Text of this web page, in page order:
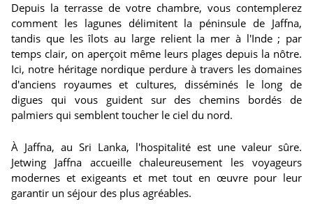
Depuis la terrasse de votre chambre, vous contemplerez
comment les lagunes délimitent la péninsule de Jaffna,
tandis que les îlots au large relient la mer à l'Inde ; par
temps clair, on aperçoit même leurs plages depuis la nôtre.
Ici, notre héritage nordique perdure à travers les domaines
d'anciens royaumes et cultures, disséminés le long de
digues qui vous guident sur des chemins bordés de
palmiers qui semblent toucher le ciel du nord.
À Jaffna, au Sri Lanka, l'hospitalité est une valeur sûre.
Jetwing Jaffna accueille chaleureusement les voyageurs
modernes et exigeants et met tout en œuvre pour leur
garantir un séjour des plus agréables.